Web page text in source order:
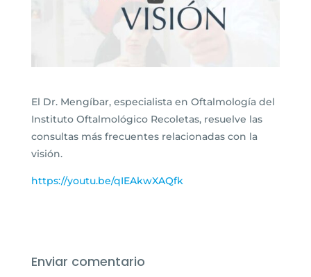
El Dr. Mengíbar, especialista en Oftalmología del
Instituto Oftalmológico Recoletas, resuelve las
consultas más frecuentes relacionadas con la
visión.
https://youtu.be/qIEAkwXAQfk
Enviar comentario